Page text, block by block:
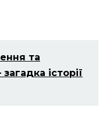
та
історії